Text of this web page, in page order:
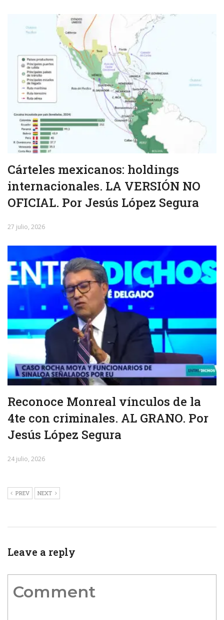
Cárteles mexicanos: holdings
internacionales. LA VERSIÓN NO
OFICIAL. Por Jesús López Segura
27 julio, 2026
Reconoce Monreal vínculos de la
4te con criminales. AL GRANO. Por
Jesús López Segura
24 julio, 2026
PREV NEXT
Leave a reply